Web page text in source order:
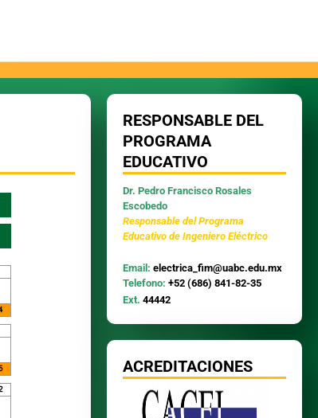
RESPONSABLE DEL
PROGRAMA
EDUCATIVO
Dr. Pedro Francisco Rosales
Escobedo
Responsable del Programa
Educativo de Ingeniero Eléctrico
Email: electrica_fim@uabc.edu.mx
Telefono: +52 (686) 841-82-35
Ext. 44442
ACREDITACIONES